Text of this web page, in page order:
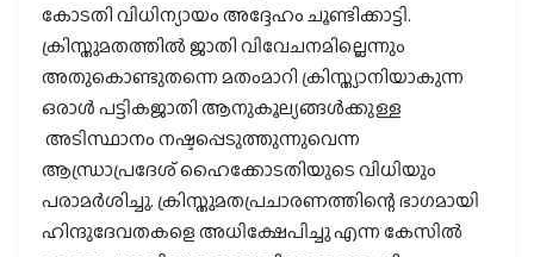
കോടതി വിധിന്യായം അദ്ദേഹം ചൂണ്ടിക്കാട്ടി.
ക്രിസ്തുമതത്തില്‍ ജാതി വിവേചനമില്ലെന്നും
അതുകൊണ്ടുതന്നെ മതംമാറി ക്രിസ്ത്യാനിയാകുന്ന
ഒരാള്‍ പട്ടികജാതി ആനുകൂല്യങ്ങള്‍ക്കുള്ള
അടിസ്ഥാനം നഷ്ടപ്പെടുത്തുന്നുവെന്ന
ആന്ധ്രാപ്രദേശ് ഹൈക്കോടതിയുടെ വിധിയും
പരാമര്‍ശിച്ചു. ക്രിസ്തുമതപ്രചാരണത്തിന്റെ ഭാഗമായി
ഹിന്ദുദേവതകളെ അധിക്ഷേപിച്ചു എന്ന കേസില്‍